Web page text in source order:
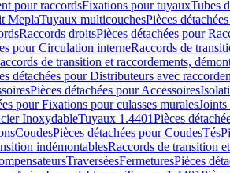
pour raccordsFixations pour tuyauxTubes
MeplaTuyaux multicouchesPièces
Raccords droitsPièces détachées pour
pour Circulation interneRaccords de
de transition et raccordements,
détachées pour Distributeurs avec
Pièces détachées pour Accessoires
pour Fixations pour culasses muralesJoints
InoxydableTuyaux 1.4401Pièces
CoudesPièces détachées pour CoudesTés
indémontablesRaccords de transition
TraverséesFermeturesPièces